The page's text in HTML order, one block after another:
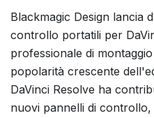
Blackmagic Design lancia
controllo portatili per
professionale di
popolarità crescente
DaVinci Resolve ha
nuovi pannelli di